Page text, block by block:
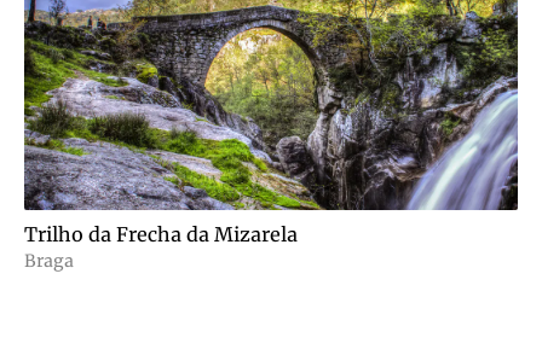
Trilho da Frecha da Mizarela
Braga